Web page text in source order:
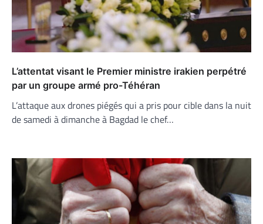
L’attentat visant le Premier ministre irakien perpétré
par un groupe armé pro-Téhéran
L’attaque aux drones piégés qui a pris pour cible dans la nuit
de samedi à dimanche à Bagdad le chef…